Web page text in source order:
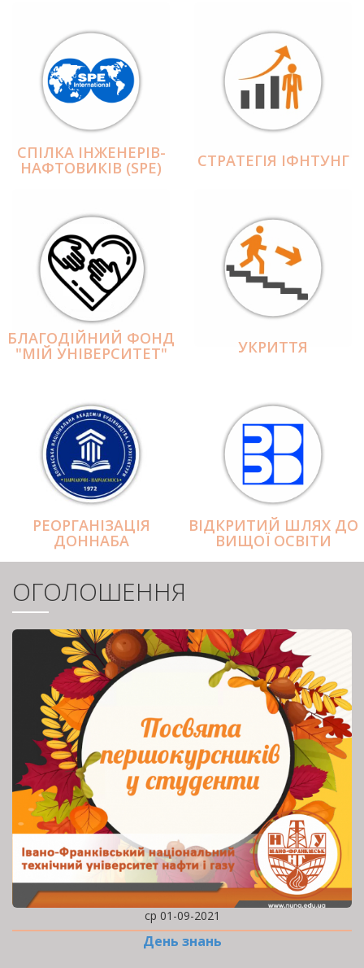
СПІЛКА ІНЖЕНЕРІВ-
НАФТОВИКІВ (SPE) СТРАТЕГІЯ ІФНТУНГ
БЛАГОДІЙНИЙ ФОНД
"МІЙ УНІВЕРСИТЕТ" УКРИТТЯ
РЕОРГАНІЗАЦІЯ
ДОННАБА
ВІДКРИТИЙ ШЛЯХ ДО
ВИЩОЇ ОСВІТИ
ОГОЛОШЕННЯ
ср 01-09-2021
День знань